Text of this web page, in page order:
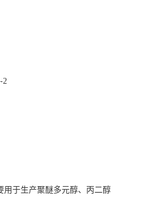
2
用于生产聚醚多元醇、丙二醇